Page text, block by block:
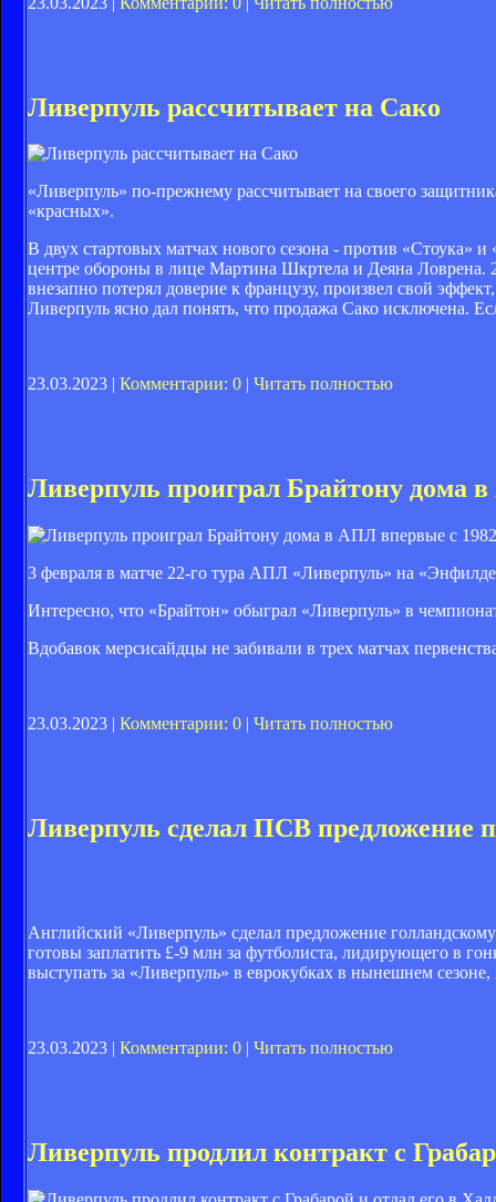
Ливерпуль рассчитывает на Сако
«Ливерпуль» по-прежнему рассчитывает на своего
«красных».
В двух стартовых матчах нового сезона - против «Стоука»
центре обороны в лице Мартина Шкртела и Деяна Ловрена.
внезапно потерял доверие к французу, произвел свой
Ливерпуль ясно дал понять, что продажа Сако исключена.
23.03.2023 | Комментарии: 0 Читать полностью
Ливерпуль проиграл Брайтону дома
3 февраля в матче 22-го тура АПЛ «Ливерпуль» на
Интересно, что «Брайтон» обыграл «Ливерпуль» в
Вдобавок мерсисайдцы не забивали в трех матчах
23.03.2023 | Комментарии: 0 | Читать полностью
Ливерпуль сделал ПСВ предложение
Английский «Ливерпуль» сделал предложение
готовы заплатить £-9 млн за футболиста, лидирующего в
выступать за «Ливерпуль» в еврокубках в нынешнем
23.03.2023 | Комментарии: 0 | Читать полностью
Ливерпуль продлил контракт с